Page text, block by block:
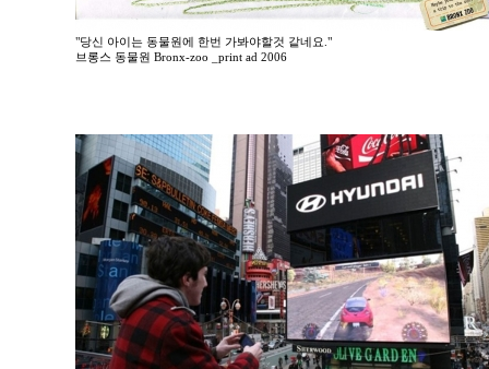
"당신 아이는 동물원에 한번 가봐야할것 같네요."
브롱스 동물원 Bronx-zoo _print ad 2006